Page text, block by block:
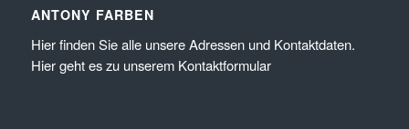
ANTONY FARBEN
Hierfinden Sie alle unsere Adressen und Kontaktdaten.
Hiergeht es zu unserem Kontaktformular